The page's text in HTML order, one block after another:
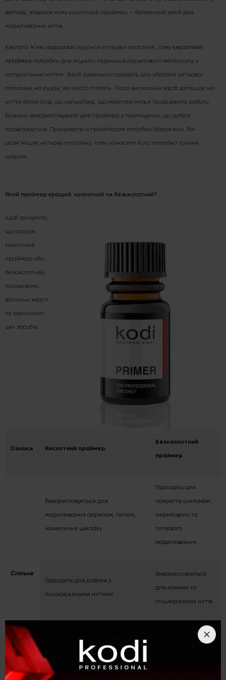
вигляді, завдяки чому кислотний праймер — безпечний засіб для
моделювання нігтів.
Кислота м'яко відкриває лусочки нігтьової пластини, тому кислотний
праймер потрібен для міцного з'єднання акрилового матеріалу з
натуральним нігтем. Засіб ідеально підходить для обробки нігтьової
пластини на руках, які часто потіють. Після висихання засіб залишає на
нігтях білий слід, що сигналізує, що майстер може продовжити роботу.
Бажано використовувати цей праймер у приміщенні, що добре
провітрюється. Працювати із праймером потрібно обережно. Він
розм'якшує нігтьову пластину, тому наносити його потрібно тонким
шаром.
Який праймер кращий: кислотний чи безкислотний?
Щоб зрозуміти,
що краще:
кислотний
праймер або
безкислотний,
порівняємо
загальні якості
та відмінності
цих засобів.
Ознаки Кислотний праймер
Безкислотний
праймер
Спільне
Використовується для
моделювання акрилом, гелем,
нанесення шелаку
Підходить для
покриття шелаком,
акрилового та
гелевого
моделювання
Підходить для роботи з
пошкодженими нігтями
Використовується
для ламких та
пошкоджених нігтів
Легко наноситься та